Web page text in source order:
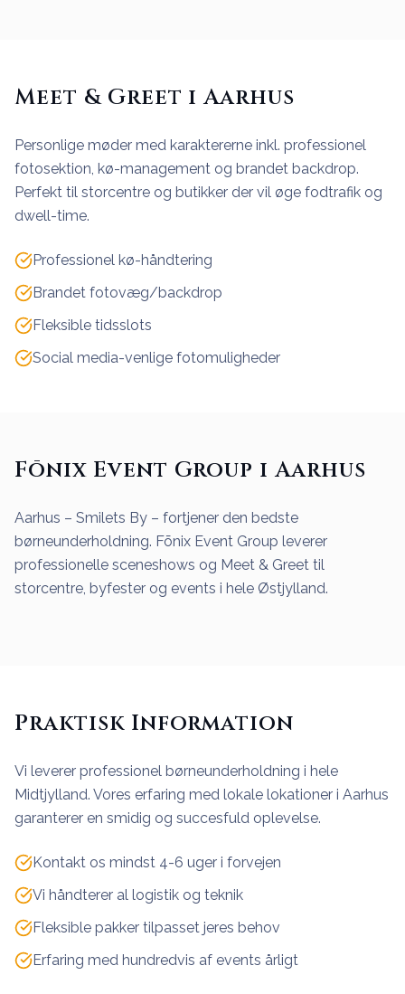
Meet & Greet i Aarhus
Personlige møder med karaktererne inkl. professionel
fotosektion, kø-management og brandet backdrop.
Perfekt til storcentre og butikker der vil øge fodtrafik og
dwell-time.
Professionel kø-håndtering
Brandet fotovæg/backdrop
Fleksible tidsslots
Social media-venlige fotomuligheder
Fōnix Event Group i Aarhus
Aarhus – Smilets By – fortjener den bedste
børneunderholdning. Fōnix Event Group leverer
professionelle sceneshows og Meet & Greet til
storcentre, byfester og events i hele Østjylland.
Praktisk Information
Vi leverer professionel børneunderholdning i hele
Midtjylland. Vores erfaring med lokale lokationer i Aarhus
garanterer en smidig og succesfuld oplevelse.
Kontakt os mindst 4-6 uger i forvejen
Vi håndterer al logistik og teknik
Fleksible pakker tilpasset jeres behov
Erfaring med hundredvis af events årligt